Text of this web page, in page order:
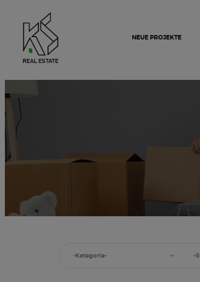
NEUE PROJEKTE